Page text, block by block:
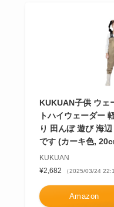
KUKUAN子供 ウェ
トハイウェーダー
り 田んぼ 遊び 海
です (カーキ色,
KUKUAN
¥2,682
（2025/03/24
Amazon